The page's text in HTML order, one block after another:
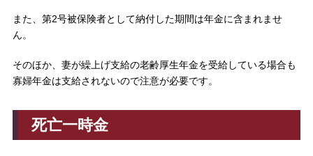
また、第2号被保険者として納付した期間は年金に含まれませ
ん。
そのほか、妻が繰上げ支給の老齢厚生年金を受給している場合も
寡婦年金は支給されないので注意が必要です。
死亡一時金